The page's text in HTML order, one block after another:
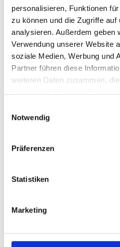
personalisieren, Funktionen
zu können und die Zugriffe auf
analysieren. Außerdem geben
Verwendung unserer Website
soziale Medien, Werbung und
Partner führen diese
weiteren Daten zusammen,
Notwendig
Präferenzen
Statistiken
Marketing
Ausgezeichnet 2026
Beratung
Geprüft und
Was CE-Baufinanz